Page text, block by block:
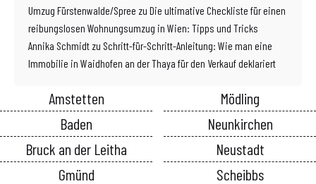
Umzug Fürstenwalde/Spree zu Die ultimative Checkliste für einen
reibungslosen Wohnungsumzug in Wien: Tipps und Tricks
Annika Schmidt zu Schritt-für-Schritt-Anleitung: Wie man eine
Immobilie in Waidhofen an der Thaya für den Verkauf deklariert
Amstetten
Baden
Bruck an der Leitha
Gmünd
Mödling
Neunkirchen
Neustadt
Scheibbs